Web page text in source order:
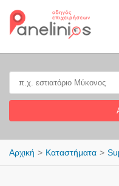
Αρχική Καταστήματα